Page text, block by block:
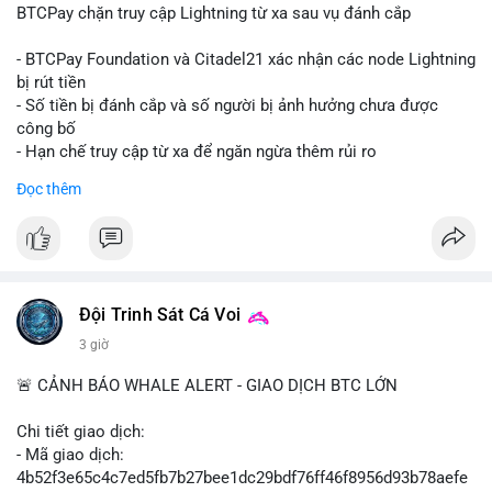
lớn.
Nhà đầu tư nhỏ lẻ nên theo dõi xác nhận giao dịch và dòng
tiền tiếp theo từ ví nguồn. Không nên hành động vội vàng dựa
trên một giao dịch đơn lẻ; hãy quan sát thêm 2-3 khối lượng
tương tự trong 24 giờ tới để xác định xu hướng rõ ràng.
BTCPay chặn truy cập Lightning từ xa sau vụ đánh cắp
- BTCPay Foundation và Citadel21 xác nhận các node Lightning
bị rút tiền
- Số tiền bị đánh cắp và số người bị ảnh hưởng chưa được
công bố
- Hạn chế truy cập từ xa để ngăn ngừa thêm rủi ro
#binancesquare
$btc
📰 Nguồn: Cointelegraph
Đọc thêm
Đội Trinh Sát Cá Voi
3 giờ
🚨 CẢNH BÁO WHALE ALERT - GIAO DỊCH BTC LỚN
Chi tiết giao dịch:
- Mã giao dịch:
4b52f3e65c4c7ed5fb7b27bee1dc29bdf76ff46f8956d93b78aefe